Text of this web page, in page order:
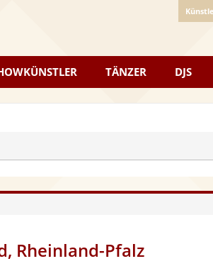
TÄNZER DJS
Rheinland-Pfalz